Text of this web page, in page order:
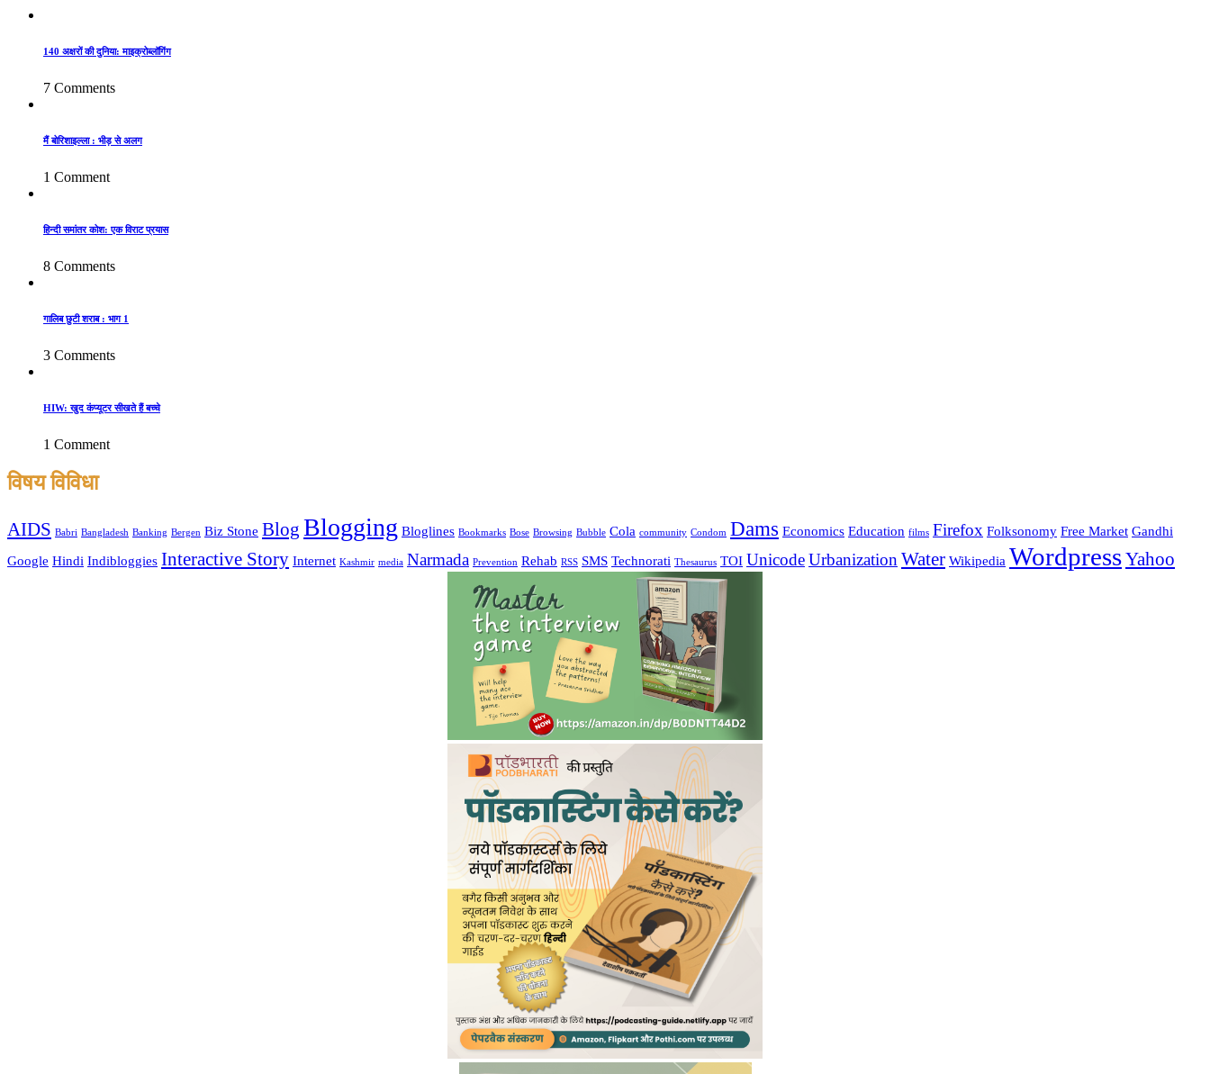
140 अक्षरों की दुनिया: माइक्रोब्लॉगिंग
7 Comments
मैं बोरिशाइल्ला : भीड़ से अलग
1 Comment
हिन्दी समांतर कोश: एक विराट प्रयास
8 Comments
गालिब छुटी शराब : भाग 1
3 Comments
HIW: खुद कंप्यूटर सीखते हैं बच्चे
1 Comment
विषय विविधा
AIDS Babri Bangladesh Banking Bergen Biz Stone Blog Blogging Bloglines Bookmarks Bose Browsing Bubble Cola community Condom Dams Economics Education films Firefox Folksonomy Free Market Gandhi
Google Hindi Indibloggies Interactive Story Internet Kashmir media Narmada Prevention Rehab RSS SMS Technorati Thesaurus TOI UnicodeUrbanization Water Wikipedia WordpressYahoo